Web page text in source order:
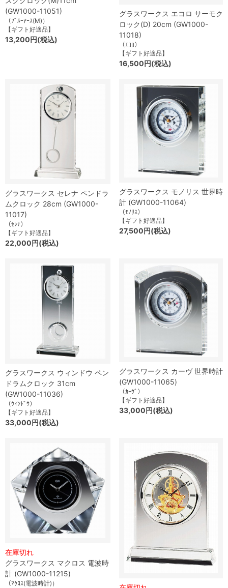
(GW1000-11051)
（ﾌﾞﾙｰｱｰｽ(M)）
【ギフト好適品】
13,200円(税込)
グラスワークス エコロ サーモク
ロック(D) 20cm (GW1000-
11018)
（ｴｺﾛ）
【ギフト好適品】
16,500円(税込)
グラスワークス セレナ ペンドラ
ムクロック 28cm (GW1000-
11017)
（ｾﾚﾅ）
【ギフト好適品】
22,000円(税込)
グラスワークス モノリス 世界時
計 (GW1000-11064)
（ﾓﾉﾘｽ）
【ギフト好適品】
27,500円(税込)
グラスワークス ウィンドウ ペン
ドラムクロック 31cm
(GW1000-11036)
（ｳｨﾝﾄﾞｳ）
【ギフト好適品】
33,000円(税込)
グラスワークス カーヴ 世界時計
(GW1000-11065)
（ｶｰｳﾞ）
【ギフト好適品】
33,000円(税込)
在庫切れ
グラスワークス マクロス 電波時
計 (GW1000-11215)
（ﾏｸﾛｽ(電波時計)）